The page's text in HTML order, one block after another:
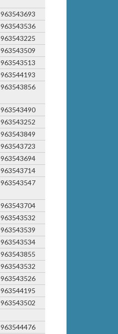
963543693
963543536
963543225
963543509
963543513
963544193
963543856
963543490
963543252
963543849
963543723
963543694
963543714
963543547
963543704
963543532
963543539
963543534
963543855
963543532
963543526
963544195
963543502
963544476